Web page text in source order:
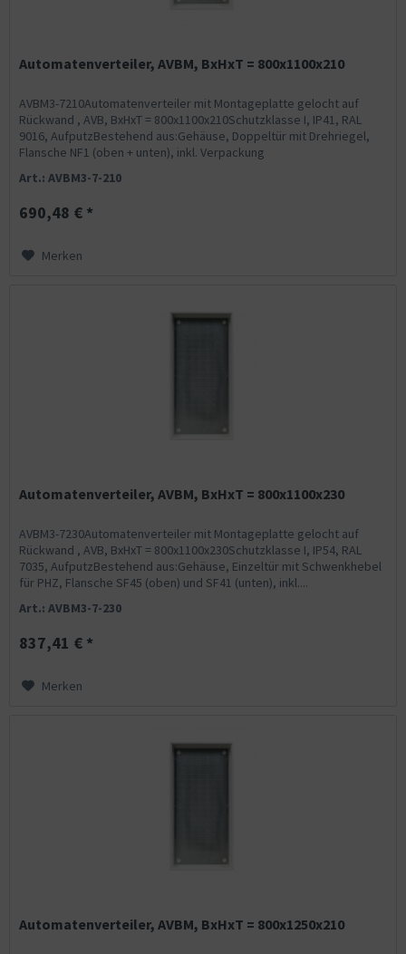
Automatenverteiler, AVBM, BxHxT = 800x1100x210
AVBM3-7210Automatenverteiler mit Montageplatte gelocht auf
Rückwand , AVB, BxHxT = 800x1100x210Schutzklasse I, IP41, RAL
9016, AufputzBestehend aus:Gehäuse, Doppeltür mit Drehriegel,
Flansche NF1 (oben + unten), inkl. Verpackung
Art.: AVBM3-7-210
690,48 € *
Merken
Automatenverteiler, AVBM, BxHxT = 800x1100x230
AVBM3-7230Automatenverteiler mit Montageplatte gelocht auf
Rückwand , AVB, BxHxT = 800x1100x230Schutzklasse I, IP54, RAL
7035, AufputzBestehend aus:Gehäuse, Einzeltür mit Schwenkhebel
für PHZ, Flansche SF45 (oben) und SF41 (unten), inkl....
Art.: AVBM3-7-230
837,41 € *
Merken
Automatenverteiler, AVBM, BxHxT = 800x1250x210